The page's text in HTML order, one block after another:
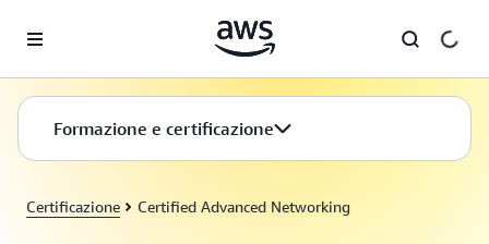
Formazione e certificazione
Certificazione Certified Advanced Networking